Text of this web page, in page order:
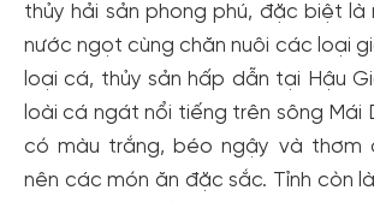
thủy hải sản phong phú, đặc biệt là
nước ngọt cùng chăn nuôi các loại
loại cá, thủy sản hấp dẫn tại Hậu
loài cá ngát nổi tiếng trên sông Mái
có màu trắng, béo ngậy và thơm
nên các món ăn đặc sắc. Tỉnh còn